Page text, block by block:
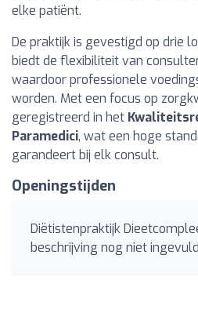
elke patiënt.
De praktijk is gevestigd op drie
biedt de flexibiliteit van
waardoor professionele
worden. Met een focus op
geregistreerd in het
Paramedici, wat een hoge
garandeert bij elk consult.
Openingstijden
Diëtistenpraktijk
beschrijving nog niet